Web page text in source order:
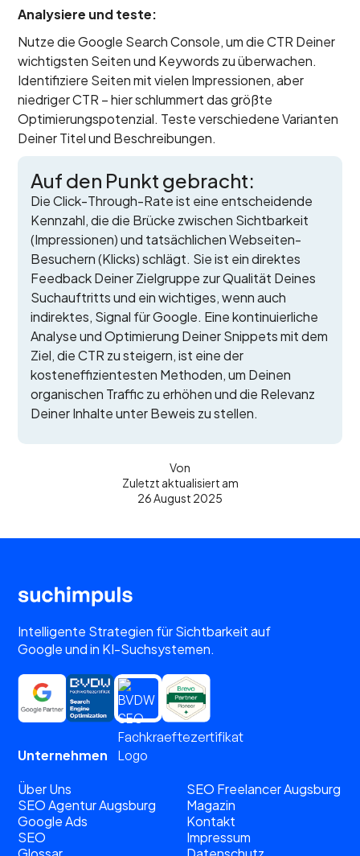
Analysiere und teste:
Nutze die Google Search Console, um die CTR Deiner
wichtigsten Seiten und Keywords zu überwachen.
Identifiziere Seiten mit vielen Impressionen, aber
niedriger CTR – hier schlummert das größte
Optimierungspotenzial. Teste verschiedene Varianten
Deiner Titel und Beschreibungen.
Auf den Punkt gebracht:
Die Click-Through-Rate ist eine entscheidende
Kennzahl, die die Brücke zwischen Sichtbarkeit
(Impressionen) und tatsächlichen Webseiten-
Besuchern (Klicks) schlägt. Sie ist ein direktes
Feedback Deiner Zielgruppe zur Qualität Deines
Suchauftritts und ein wichtiges, wenn auch
indirektes, Signal für Google. Eine kontinuierliche
Analyse und Optimierung Deiner Snippets mit dem
Ziel, die CTR zu steigern, ist eine der
kosteneffizientesten Methoden, um Deinen
organischen Traffic zu erhöhen und die Relevanz
Deiner Inhalte unter Beweis zu stellen.
Von
Zuletzt aktualisiert am
26 August 2025
Intelligente Strategien für Sichtbarkeit auf
Google und in KI-Suchsystemen.
Unternehmen
Über Uns
SEO Agentur Augsburg
Google Ads
SEO
SEO Freelancer Augsburg
Magazin
Kontakt
Impressum